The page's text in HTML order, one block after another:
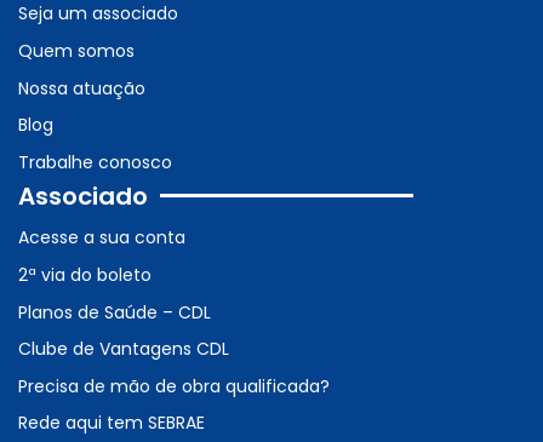
Seja um associado
Quem somos
Nossa atuação
Blog
Trabalhe conosco
Associado
Acesse a sua conta
2ª via do boleto
Planos de Saúde – CDL
Clube de Vantagens CDL
Precisa de mão de obra qualificada?
Rede aqui tem SEBRAE